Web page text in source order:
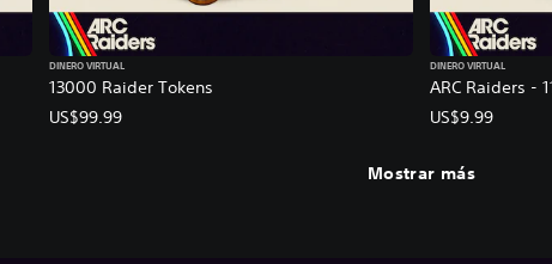
13000 Raider Tokens
DINERO VIRTUAL
US$99.99
ARC Raiders -
DINERO VIRTUAL
US$9.99
Mostrar más